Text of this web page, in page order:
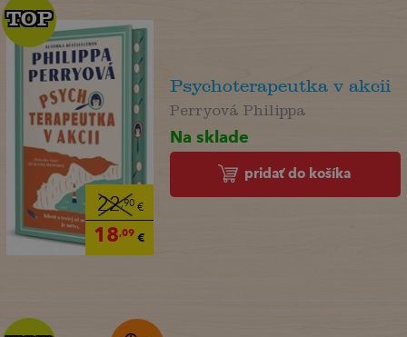
22,90€
18,09€
TOP
TOP
Psychoterapeutka v akcii
Perryová Philippa
Na sklade
pridať do košíka